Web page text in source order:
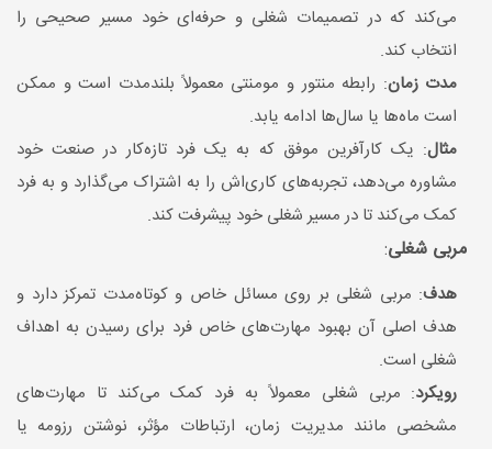
می‌کند که در تصمیمات شغلی و حرفه‌ای خود مسیر صحیحی را
انتخاب کند.
مدت زمان: رابطه منتور و مومنتی معمولاً بلندمدت است و ممکن
است ماه‌ها یا سال‌ها ادامه یابد.
مثال: یک کارآفرین موفق که به یک فرد تازه‌کار در صنعت خود
مشاوره می‌دهد، تجربه‌های کاری‌اش را به اشتراک می‌گذارد و به فرد
کمک می‌کند تا در مسیر شغلی خود پیشرفت کند.
مربی شغلی:
هدف: مربی شغلی بر روی مسائل خاص و کوتاه‌مدت تمرکز دارد و
هدف اصلی آن بهبود مهارت‌های خاص فرد برای رسیدن به اهداف
شغلی است.
رویکرد: مربی شغلی معمولاً به فرد کمک می‌کند تا مهارت‌های
مشخصی مانند مدیریت زمان، ارتباطات مؤثر، نوشتن رزومه یا